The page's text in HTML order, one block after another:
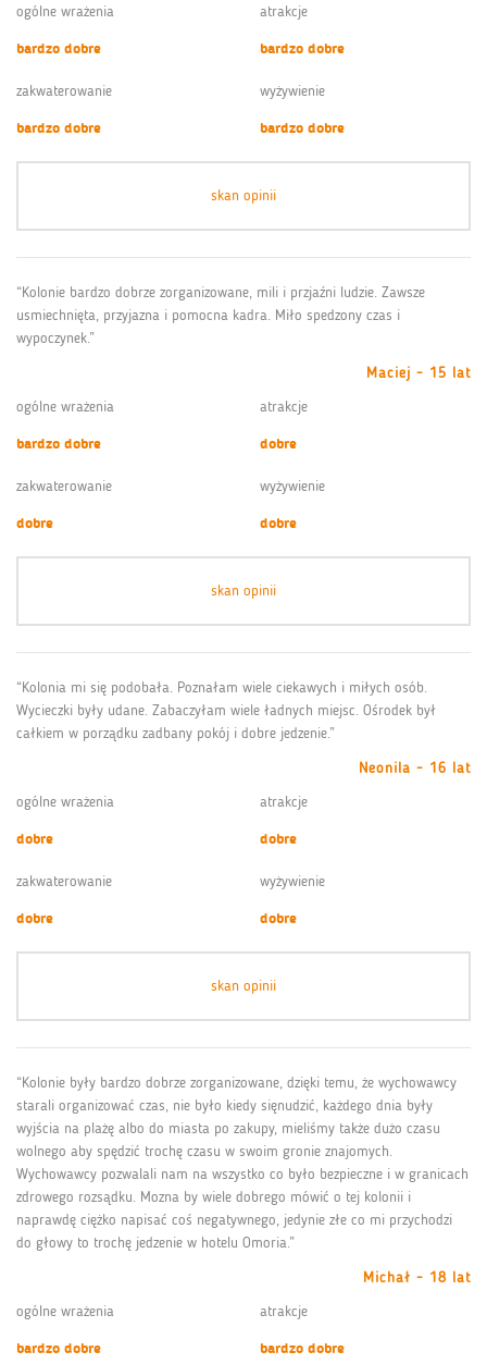
ogólne wrażenia
bardzo dobre
atrakcje
bardzo dobre
zakwaterowanie
bardzo dobre
wyżywienie
bardzo dobre
skan opinii
“Kolonie bardzo dobrze zorganizowane, mili i przjaźni ludzie. Zawsze
usmiechnięta, przyjazna i pomocna kadra. Miło spedzony czas i
wypoczynek.”
Maciej - 15 lat
ogólne wrażenia
bardzo dobre
atrakcje
dobre
zakwaterowanie
dobre
wyżywienie
dobre
skan opinii
“Kolonia mi się podobała. Poznałam wiele ciekawych i miłych osób.
Wycieczki były udane. Zabaczyłam wiele ładnych miejsc. Ośrodek był
całkiem w porządku zadbany pokój i dobre jedzenie.”
Neonila - 16 lat
ogólne wrażenia
dobre
atrakcje
dobre
zakwaterowanie
dobre
wyżywienie
dobre
skan opinii
“Kolonie były bardzo dobrze zorganizowane, dzięki temu, że wychowawcy
starali organizować czas, nie było kiedy sięnudzić, każdego dnia były
wyjścia na plażę albo do miasta po zakupy, mieliśmy także dużo czasu
wolnego aby spędzić trochę czasu w swoim gronie znajomych.
Wychowawcy pozwalali nam na wszystko co było bezpieczne i w granicach
zdrowego rozsądku. Mozna by wiele dobrego mówić o tej kolonii i
naprawdę ciężko napisać coś negatywnego, jedynie złe co mi przychodzi
do głowy to trochę jedzenie w hotelu Omoria.”
Michał - 18 lat
ogólne wrażenia
bardzo dobre
atrakcje
bardzo dobre